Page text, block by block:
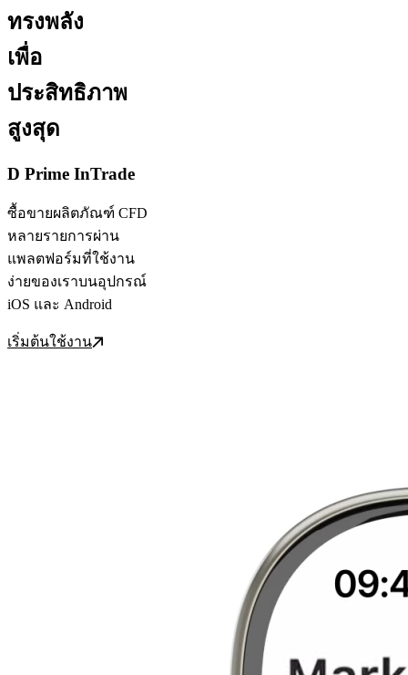
ทรงพลัง
เพื่อ
ประสิทธิภาพ
สูงสุด
D Prime InTrade
ซื้อขายผลิตภัณฑ์ CFD
หลายรายการผ่าน
แพลตฟอร์มที่ใช้งาน
ง่ายของเราบนอุปกรณ์
iOS และ Android
เริ่มต้นใช้งาน